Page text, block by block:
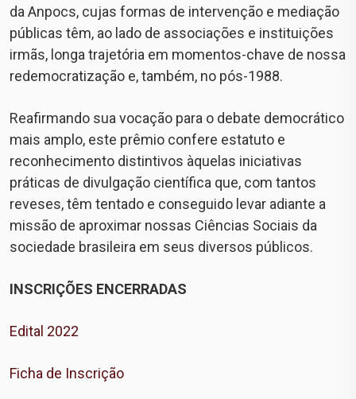
da Anpocs, cujas formas de intervenção e mediação
públicas têm, ao lado de associações e instituições
irmãs, longa trajetória em momentos-chave de nossa
redemocratização e, também, no pós-1988.
Reafirmando sua vocação para o debate democrático
mais amplo, este prêmio confere estatuto e
reconhecimento distintivos àquelas iniciativas
práticas de divulgação científica que, com tantos
reveses, têm tentado e conseguido levar adiante a
missão de aproximar nossas Ciências Sociais da
sociedade brasileira em seus diversos públicos.
INSCRIÇÕES ENCERRADAS
Edital 2022
Ficha de Inscrição